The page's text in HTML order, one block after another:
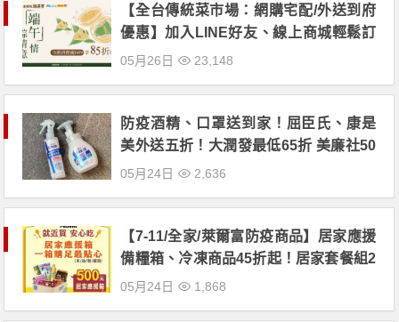
【全台傳統菜市場：網購宅配/外送到府
優惠】加入LINE好友、線上商城輕鬆訂
購，再享免運、85折好禮活動！
05月26日 23,148
防疫酒精、口罩送到家！屈臣氏、康是
美外送五折！大潤發最低65折 美廉社50
入口罩一盒199！
05月24日 2,636
【7-11/全家/萊爾富防疫商品】居家應援
備糧箱、冷凍商品45折起！居家套餐組2
99元，零食、泡麵、飲料、米麵、罐
05月24日 1,868